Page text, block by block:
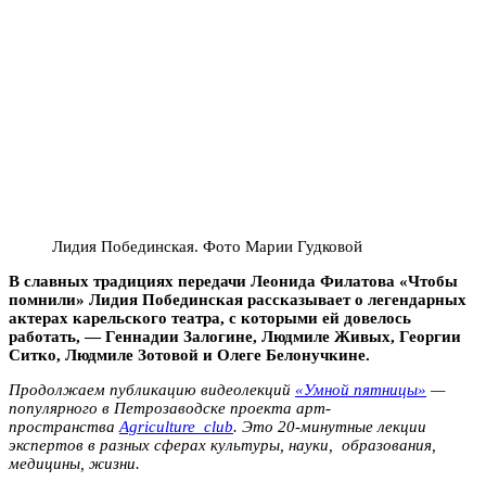
Лидия Побединская. Фото Марии Гудковой
В славных традициях передачи Леонида Филатова «Чтобы
помнили» Лидия Побединская рассказывает о легендарных
актерах карельского театра, с которыми ей довелось
работать, — Геннадии Залогине, Людмиле Живых, Георгии
Ситко, Людмиле Зотовой и Олеге Белонучкине.
Продолжаем публикацию видеолекций «Умной пятницы» —
популярного в Петрозаводске проекта арт-
пространства Agriculture_club. Это 20-минутные лекции
экспертов в разных сферах культуры, науки, образования,
медицины, жизни.